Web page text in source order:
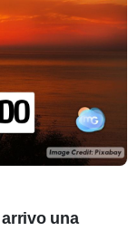
arrivo una